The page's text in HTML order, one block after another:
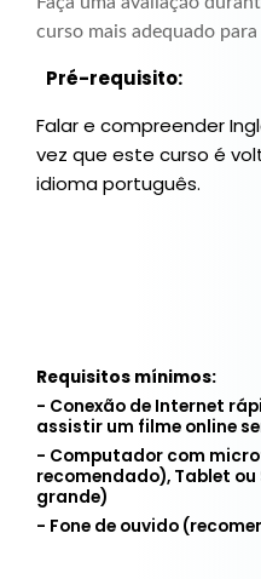
curso mais adequado para
Pré-requisito:
Falar e compreender
vez que este curso é
idioma português.
Requisitos mínimos:
- Conexão de Internet
assistir um filme online
- Computador com
recomendado), Tablet
grande)
- Fone de ouvido